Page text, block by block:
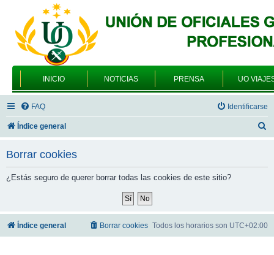
INICIO NOTICIAS PRENSA UO
FAQ Identificarse
Índice general
Borrar cookies
¿Estás seguro de querer borrar todas las cookies de este sitio?
Índice general Todos los horarios son UTC+02:00
Borrar cookies